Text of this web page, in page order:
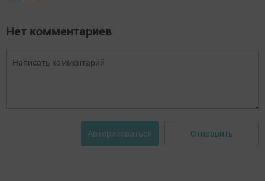
Нет комментариев
Авторизоваться Отправить